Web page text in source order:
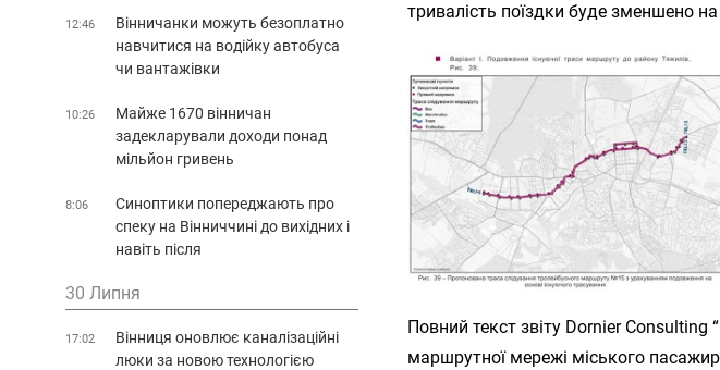
тривалість поїздки буде зменшено
Повний текст звіту Dornier Consulting
маршрутної мережі міського
12:46
Вінничанки можуть безоплатно
навчитися на водійку автобуса
чи вантажівки
10:26
Майже 1670 вінничан
задекларували доходи понад
мільйон гривень
8:06
Синоптики попереджають про
спеку на Вінниччині до вихідних і
навіть після
30 Липня
17:02
Вінниця оновлює каналізаційні
люки за новою технологією